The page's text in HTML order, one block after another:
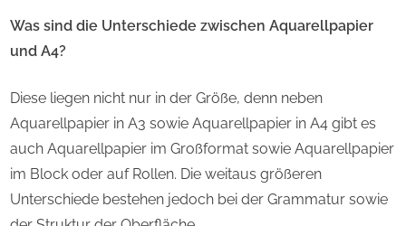
Was sind die Unterschiede zwischen Aquarellpapier
und A4?
Diese liegen nicht nur in der Größe, denn neben
Aquarellpapier in A3 sowie Aquarellpapier in A4 gibt es
auch Aquarellpapier im Großformat sowie Aquarellpapier
im Block oder auf Rollen. Die weitaus größeren
Unterschiede bestehen jedoch bei der Grammatur sowie